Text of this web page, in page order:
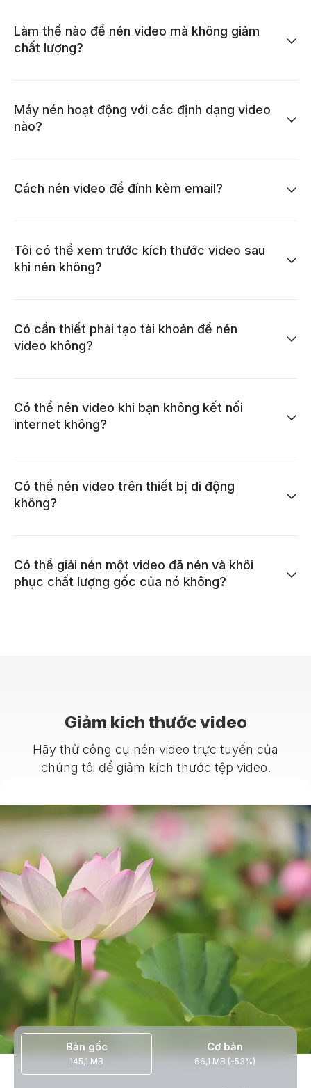
Làm thế nào để nén video mà không giảm
chất lượng?
Máy nén hoạt động với các định dạng video
nào?
Cách nén video để đính kèm email?
Tôi có thể xem trước kích thước video sau
khi nén không?
Có cần thiết phải tạo tài khoản để nén
video không?
Có thể nén video khi bạn không kết nối
internet không?
Có thể nén video trên thiết bị di động
không?
Có thể giải nén một video đã nén và khôi
phục chất lượng gốc của nó không?
Giảm kích thước video
Hãy thử công cụ nén video trực tuyến của
chúng tôi để giảm kích thước tệp video.
Bản gốc
145,1 MB
Cơ bản
66,1 MB (-53%)